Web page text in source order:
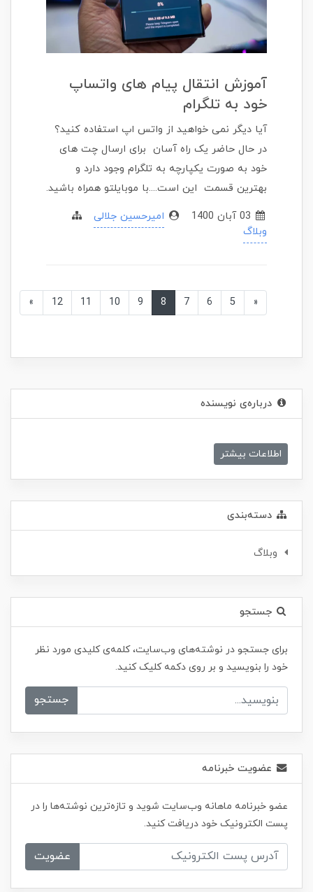
آموزش انتقال پیام های واتساپ
خود به تلگرام
آیا دیگر نمی خواهید از واتس اپ استفاده کنید؟
در حال حاضر یک راه آسان برای ارسال چت های
خود به صورت یکپارچه به تلگرام وجود دارد و
بهترین قسمت این است....با موبایلتو همراه باشید.
امیرحسین جلالی
وبلاگ
«
5
6
7
8
9
10
11
12
»
درباره‌ی نویسنده
اطلاعات بیشتر
دسته‌بندی
وبلاگ
جستجو
برای جستجو در نوشته‌های وب‌سایت، کلمه‌ی کلیدی مورد نظر
خود را بنویسید و بر روی دکمه کلیک کنید.
جستجو
عضویت خبرنامه
عضو خبرنامه ماهانه وب‌سایت شوید و تازه‌ترین نوشته‌ها را در
پست الکترونیک خود دریافت کنید.
عضویت